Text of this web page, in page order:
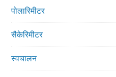
पोलारिमीटर
सैकेरिमीटर
स्वचालन